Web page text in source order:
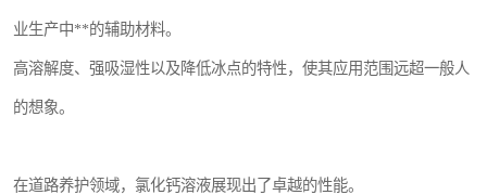
业生产中**的辅助材料。
高溶解度、强吸湿性以及降低冰点的特性，使其应用范围远超一般人
的想象。
在道路养护领域，氯化钙溶液展现出了卓越的性能。